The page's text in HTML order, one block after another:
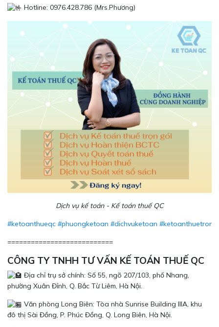
Hotline: 0976.428.786 (Mrs.Phương)
Dịch vụ kế toán - Kế toán thuế QC
#ketoanthueqc #phuongketoan #dichvuketoan
===========================
CÔNG TY TNHH TƯ VẤN KẾ TOÁN THUẾ QC
Địa chỉ trụ sở chính: Số 55, ngõ 207/103, phố Nhang,
phường Xuân Đỉnh, Q. Bắc Từ Liêm, Hà Nội.
Văn phòng Long Biên: Tòa nhà Sunrise Building IIIA, khu
đô thị Sài Đồng, P. Phúc Đồng, Q. Long Biên, Hà Nội.